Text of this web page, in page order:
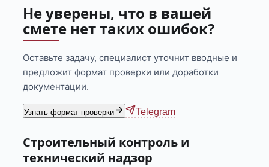
Не уверены, что в вашей
смете нет таких ошибок?
Оставьте задачу, специалист уточнит вводные и
предложит формат проверки или доработки
документации.
Узнать формат проверки Telegram
Строительный контроль и
технический надзор